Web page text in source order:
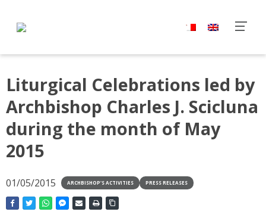
Liturgical Celebrations led by
Archbishop Charles J. Scicluna
during the month of May
2015
01/05/2015 ARCHBISHOP'S ACTIVITIES PRESS RELEASES